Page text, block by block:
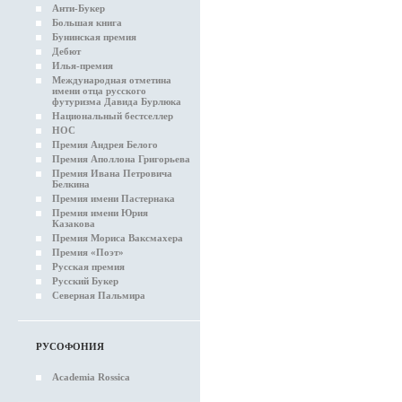
Анти-Букер
Большая книга
Бунинская премия
Дебют
Илья-премия
Международная отметина
имени отца русского
футуризма Давида Бурлюка
Национальный бестселлер
НОС
Премия Андрея Белого
Премия Аполлона Григорьева
Премия Ивана Петровича
Белкина
Премия имени Пастернака
Премия имени Юрия
Казакова
Премия Мориса Ваксмахера
Премия «Поэт»
Русская премия
Русский Букер
Северная Пальмира
РУСОФОНИЯ
Academia Rossica